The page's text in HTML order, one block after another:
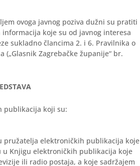
ovoga javnog poziva dužni su pratiti
koje su od javnog interesa
sukladno člancima 2. i 6. Pravilnika o
Zagrebačke županije“ br.
publikacija koji su:
pružatelja elektroničkih publikacija koje
u Knjigu elektroničkih publikacija koje
ili radio postaja, a koje sadržajem